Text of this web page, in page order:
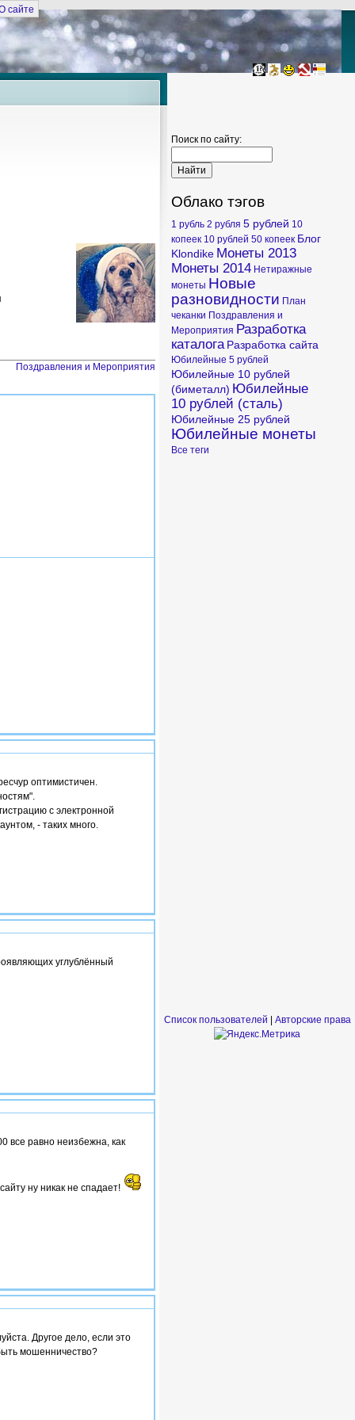
сайте
Поздравления и Мероприятия
оптимистичен.
с электронной
- таких много.
углублённый
все равно неизбежна, как
ну никак не спадает!
Другое дело, если это
мошенничество?
Поиск по сайту:
Облако тэгов
1 рубль 2 рубля 5 рублей 10
копеек 10 рублей 50 копеек Блог
Klondike Монеты 2013
Монеты 2014 Нетиражные
монеты Новые
разновидности План
чеканки Поздравления и
Мероприятия Разработка
каталога Разработка сайта
Юбилейные 5 рублей
Юбилейные 10 рублей
(биметалл) Юбилейные
10 рублей (сталь)
Юбилейные 25 рублей
Юбилейные монеты
Все теги
Список пользователей Авторские права